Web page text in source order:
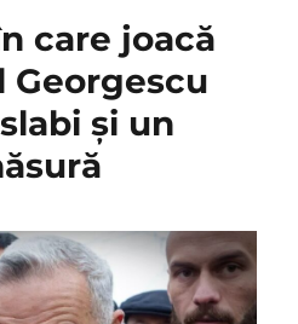
care joacă
şi un